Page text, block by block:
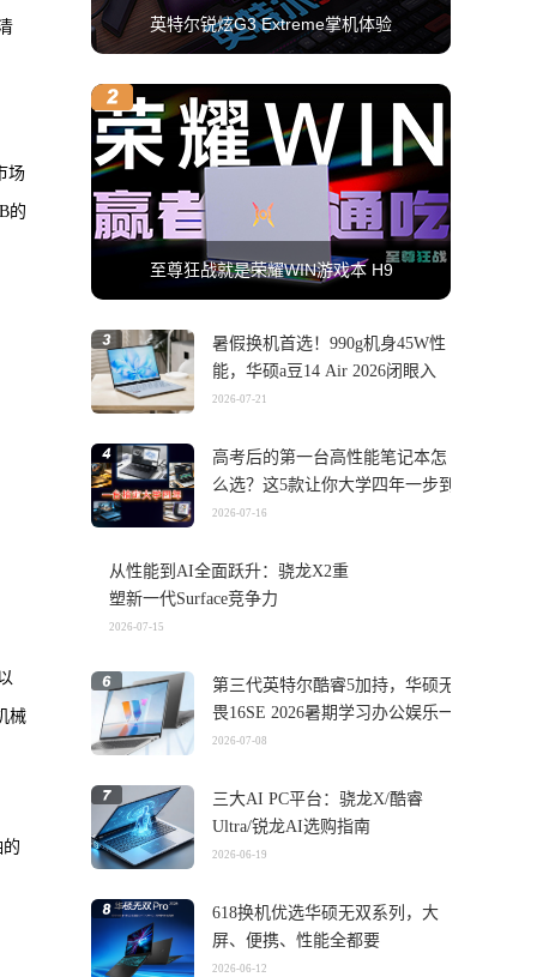
场
的
械
英特尔锐炫G3 Extreme掌机体验
至尊狂战就是荣耀WIN游戏本 H9
暑假换机首选！990g机身45W性
能，华硕a豆14 Air 2026闭眼入
2026-07-21
高考后的第一台高性能笔记本怎
么选？这5款让你大学四年一步到
位
2026-07-16
从性能到AI全面跃升：骁龙X2重
塑新一代Surface竞争力
2026-07-15
第三代英特尔酷睿5加持，华硕无
畏16SE 2026暑期学习办公娱乐一
机搞定
2026-07-08
三大AI PC平台：骁龙X/酷睿
Ultra/锐龙AI选购指南
2026-06-19
618换机优选华硕无双系列，大
屏、便携、性能全都要
2026-06-12